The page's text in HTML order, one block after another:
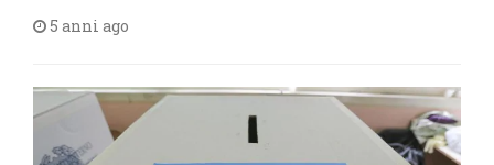
5 anni ago